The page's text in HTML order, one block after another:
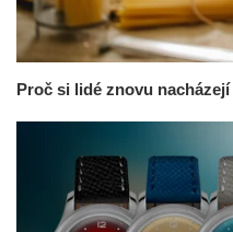
Proč si lidé znovu